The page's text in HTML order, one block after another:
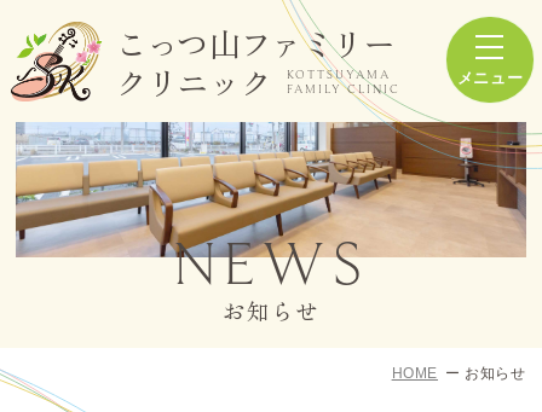
こっつ山ファミリー
クリニック
KOTTSUYAMA
FAMILY CLINIC
NEWS
お知らせ
HOME お知らせ